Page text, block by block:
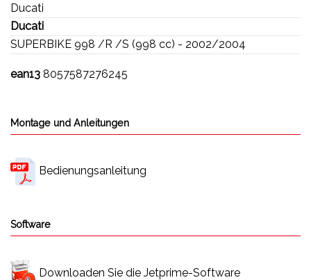
Ducati
Ducati
SUPERBIKE 998 /R /S (998 cc) - 2002/2004
ean13 8057587276245
Montage und Anleitungen
Bedienungsanleitung
Software
Downloaden Sie die Jetprime-Software